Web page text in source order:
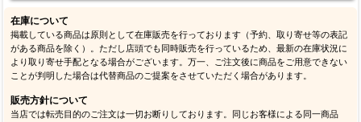
在庫について
掲載している商品は原則として在庫販売を行っております（予約、取り寄せ等の表記
がある商品を除く）。ただし店頭でも同時販売を行っているため、最新の在庫状況に
より取り寄せ手配となる場合がございます。万一、ご注文後に商品をご用意できない
ことが判明した場合は代替商品のご提案をさせていただく場合があります。
販売方針について
当店では転売目的のご注文は一切お断りしております。同じお客様による同一商品